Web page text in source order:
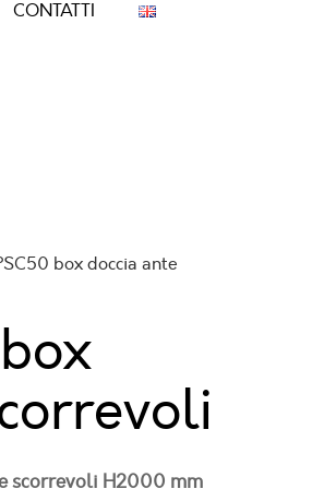
CONTATTI
box doccia ante
scorrevoli H2000 mm